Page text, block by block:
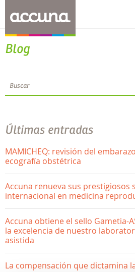
Blog
Últimas entradas
MAMICHEQ: revisión del
ecografía obstétrica
Accuna renueva sus prestigiosos
internacional en medicina
Accuna obtiene el sello Gametia-
la excelencia de nuestro
asistida
La compensación que dictamina